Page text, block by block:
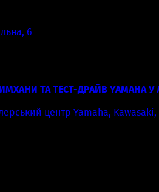
6
ТА ТЕСТ-ДРАЙВ YAMAHA У
центр Yamaha, Kawasaki,